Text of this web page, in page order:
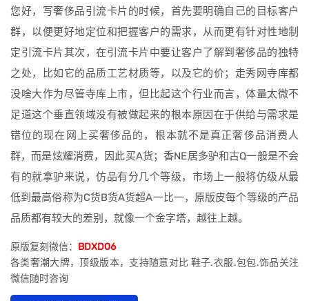
您好，写奢侈品引流卡片的时候，首先要明确自己的目标客户
群，以便更好地定位和把握客户的需求，从而更有针对性地制
定引流卡片其次，在引流卡片中要让客户了解到奢侈品的独特
之处，比如它的品质工艺材质等，以及它的价；走秀网寺库都
没啥大作为尽管寺库上市，但比起这个行业而言，体量太微不
足道这个垂直领域没有被做起来的根本原因在于供给与需求是
错位的现在网上买奢侈品的，根本就不是真正奢侈品消费人
群，而是炫耀消费，因此买A货；香NE居多驴和古Q一般是不会
有的就拿驴来说，仿品有分几个等级，市场上一般将仿级从最
低到最高俗称为C货B货A货超A一比一，原版皮每个等级的产品
品质都有较大的差别，就像一个金字塔，越往上越。
原版复刻微信： BDXD06
各类奢潮大牌，顶级版本，支持随意对比 鞋子.衣服.包包.饰品关注
微信随时咨询